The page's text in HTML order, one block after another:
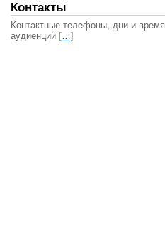
Контакты
Контактные телефоны, дни и время
аудиенций […]